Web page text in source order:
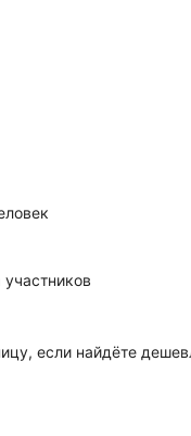
если найдёте